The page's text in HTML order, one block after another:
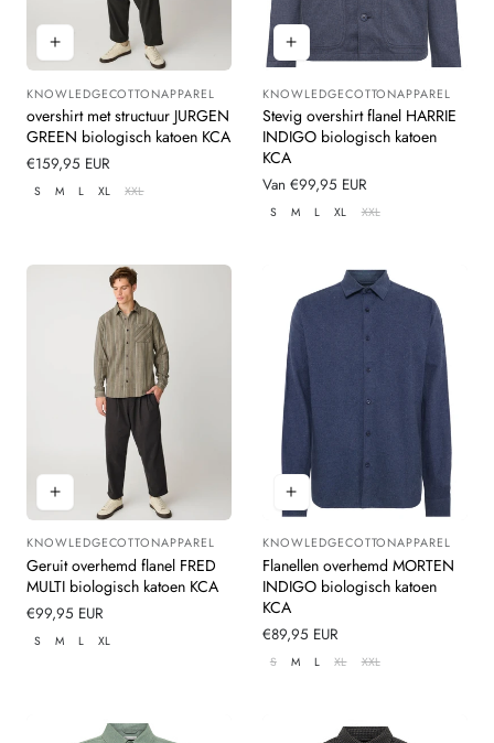
Leverancier:
KNOWLEDGECOTTONAPPAREL
overshirt met structuur JURGEN
GREEN biologisch katoen KCA
Normale
prijs
€159,95 EUR
S M L XL XXL
Leverancier:
KNOWLEDGECOTTONAPPAREL
Stevig overshirt flanel HARRIE
INDIGO biologisch katoen
KCA
Normale
prijs
Van €99,95 EUR
S M L XL XXL
Leverancier:
KNOWLEDGECOTTONAPPAREL
Geruit overhemd flanel FRED
MULTI biologisch katoen KCA
Normale
prijs
€99,95 EUR
S M L XL
Leverancier:
KNOWLEDGECOTTONAPPAREL
Flanellen overhemd MORTEN
INDIGO biologisch katoen
KCA
Normale
prijs
€89,95 EUR
S M L XL XXL